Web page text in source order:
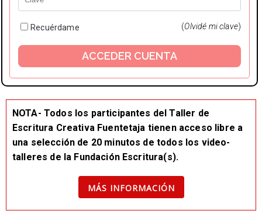
Recuérdame (Olvidé mi clave)
NOTA- Todos los participantes del Taller de
Escritura Creativa Fuentetaja tienen acceso libre a
una selección de 20 minutos de todos los video-
talleres de la Fundación Escritura(s).
MÁS INFORMACIÓN